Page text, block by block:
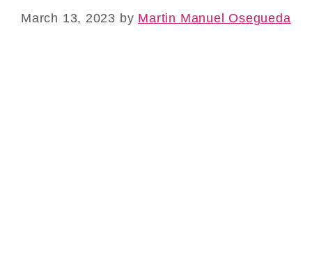
March 13, 2023 by Martin Manuel Osegueda